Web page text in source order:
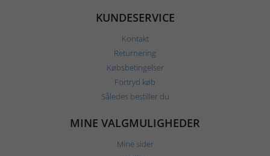
KUNDESERVICE
Kontakt
Returnering
Købsbetingelser
Fortryd køb
Således bestiller du
MINE VALGMULIGHEDER
Mine sider